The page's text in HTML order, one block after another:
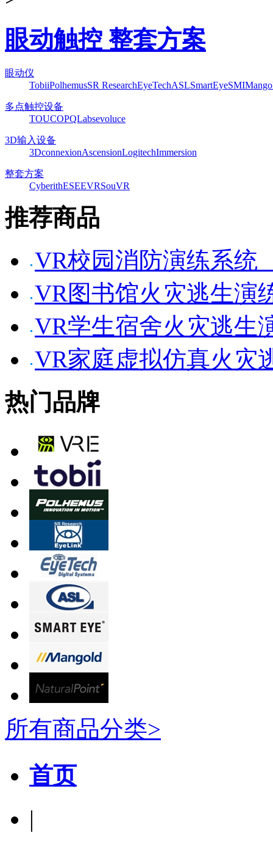
眼动触控 整套方案
眼动仪
TobiiPolhemusSR ResearchEyeTechASLSmartEyeSMI
多点触控设备
TOUCOPQLabsevoluce
3D输入设备
3DconnexionAscensionLogitechImmersion
整套方案
CyberithESEEVRSouVR
推荐商品
VR校园消防演练系统
VR图书馆火灾逃生演
VR学生宿舍火灾逃生
VR家庭虚拟仿真火灾
热门品牌
所有商品分类>
首页
|